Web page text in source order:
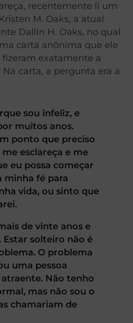
recentemente li um
M. Oaks, a atual
Dallin H. Oaks, no qual
carta anônima que ele
fizeram exatamente a
carta, a pergunta era a
sou infeliz, e
muitos anos.
ponto que preciso
esclareça e me
eu possa começar
minha fé para
vida, ou sinto que
de vinte anos e
Estar solteiro não é
O problema
uma pessoa
Não tenho
mas não sou o
chamariam de